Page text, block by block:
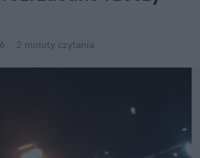
2 minuty czytania